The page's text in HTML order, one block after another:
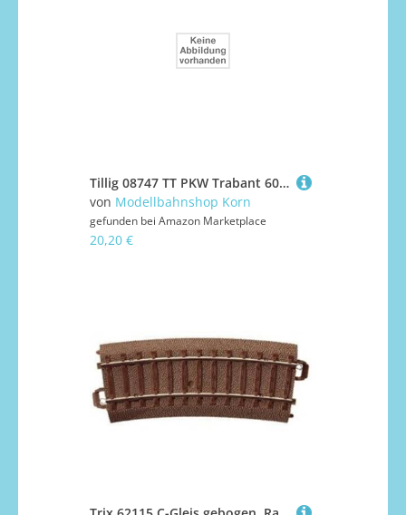
Tillig 08747 TT PKW Trabant 601 Kombi
von Modellbahnshop Korn
gefunden bei Amazon Marketplace
20,20 €